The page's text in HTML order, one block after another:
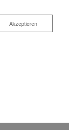
Akzeptieren